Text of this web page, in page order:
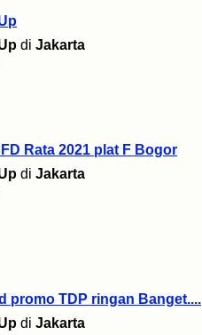
di Jakarta
Rata 2021 plat F Bogor
di Jakarta
promo TDP ringan Banget....
di Jakarta